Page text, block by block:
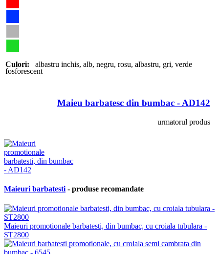
Culori: albastru inchis, alb, negru, rosu, albastru, gri, verde
fosforescent
Maieu barbatesc din bumbac - AD142
urmatorul produs
Maieuri barbatesti - produse recomandate
Maieuri promotionale barbatesti, din bumbac, cu croiala tubulara -
ST2800